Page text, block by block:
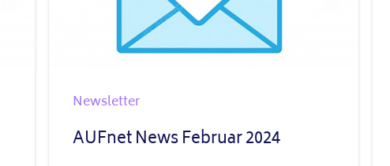
Newsletter
AUFnet News Februar 2024